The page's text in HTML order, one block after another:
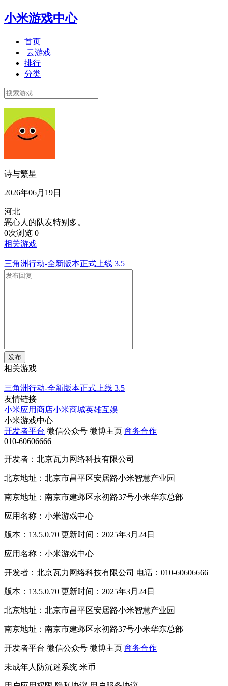
小米游戏中心
首页
云游戏
排行
分类
诗与繁星
2026年06月19日
河北
恶心人的队友特别多。
0次浏览 0
相关游戏
三角洲行动-全新版本正式上线 3.5
发布
相关游戏
三角洲行动-全新版本正式上线 3.5
友情链接
小米应用商店小米商城英雄互娱
小米游戏中心
开发者平台 微信公众号 微博主页 商务合作
010-60606666
开发者：北京瓦力网络科技有限公司
北京地址：北京市昌平区安居路小米智慧产业园
南京地址：南京市建邺区永初路37号小米华东总部
应用名称：小米游戏中心
版本：13.5.0.70 更新时间：2025年3月24日
应用名称：小米游戏中心
开发者：北京瓦力网络科技有限公司 电话：010-60606666
版本：13.5.0.70 更新时间：2025年3月24日
北京地址：北京市昌平区安居路小米智慧产业园
南京地址：南京市建邺区永初路37号小米华东总部
开发者平台 微信公众号 微博主页 商务合作
未成年人防沉迷系统 米币